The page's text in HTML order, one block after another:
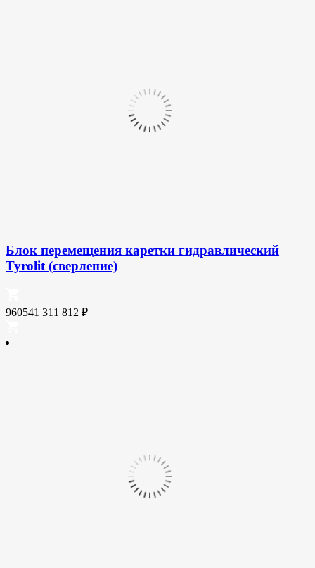
Блок перемещения каретки гидравлический
Tyrolit (сверление)
960541 311 812 ₽